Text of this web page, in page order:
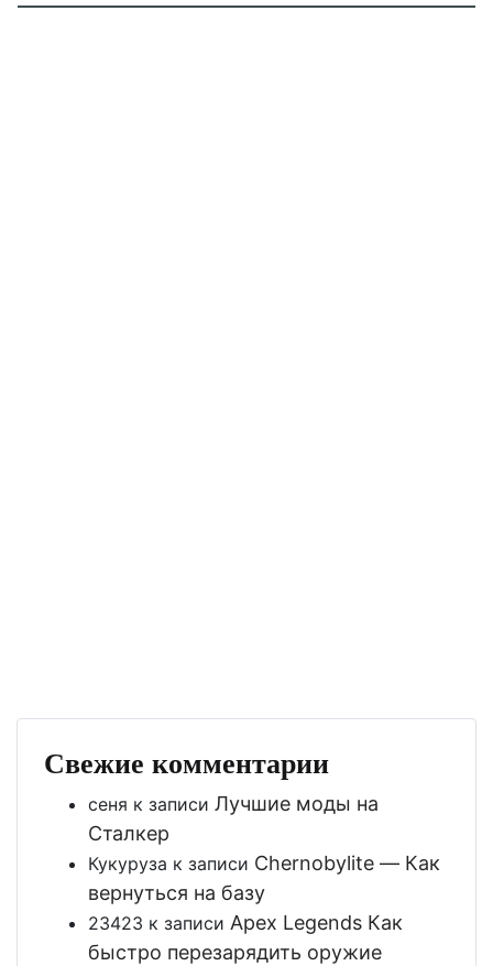
Свежие комментарии
сеня к записи Лучшие моды на
Сталкер
Кукуруза к записи Chernobylite — Как
вернуться на базу
23423 к записи Apex Legends Как
быстро перезарядить оружие